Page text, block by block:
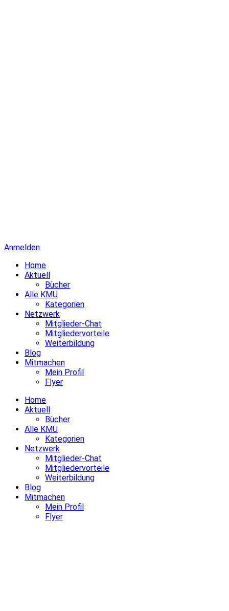
Anmelden
Home
Aktuell
Bücher
Alle KMU
Kategorien
Netzwerk
Mitglieder-Chat
Mitgliedervorteile
Weiterbildung
Blog
Mitmachen
Mein Profil
Flyer
Home
Aktuell
Bücher
Alle KMU
Kategorien
Netzwerk
Mitglieder-Chat
Mitgliedervorteile
Weiterbildung
Blog
Mitmachen
Mein Profil
Flyer